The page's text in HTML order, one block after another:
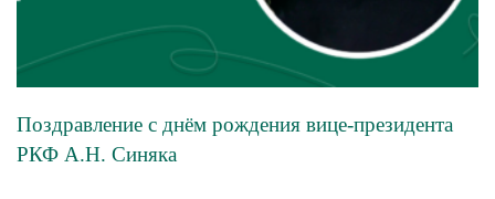
Поздравление с днём рождения вице-президента
РКФ А.Н. Синяка